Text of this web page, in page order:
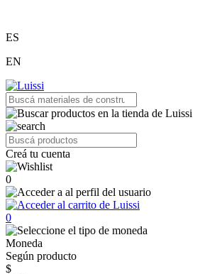
ES
EN
Creá tu cuenta
0
0
Moneda
Según producto
$